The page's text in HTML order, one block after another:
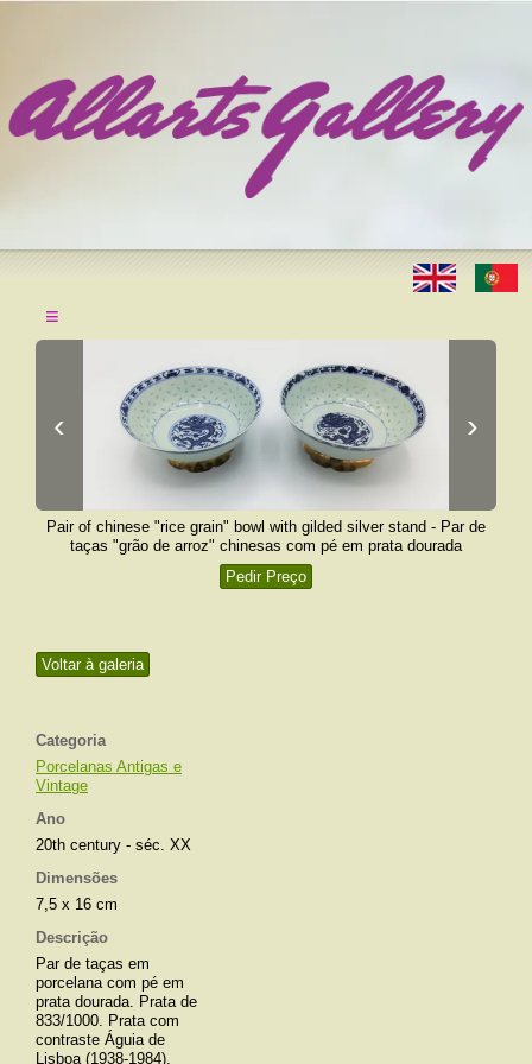
≡
Voltar à galeria
Categoria
Porcelanas Antigas e
Vintage
Ano
20th century - séc. XX
Dimensões
7,5 x 16 cm
Descrição
Par de taças em
porcelana com pé em
prata dourada. Prata de
833/1000. Prata com
contraste Águia de
Lisboa (1938-1984).
‹ ›
Pair of chinese "rice grain" bowl with gilded silver stand - Par de
taças "grão de arroz" chinesas com pé em prata dourada
Pedir Preço